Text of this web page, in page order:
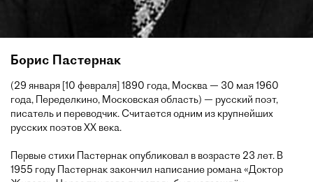
Борис Пастернак
(29 января [10 февраля] 1890 года, Москва — 30 мая 1960
года, Переделкино, Московская область) — русский поэт,
писатель и переводчик. Считается одним из крупнейших
русских поэтов XX века.
Первые стихи Пастернак опубликовал в возрасте 23 лет. В
1955 году Пастернак закончил написание романа «Доктор